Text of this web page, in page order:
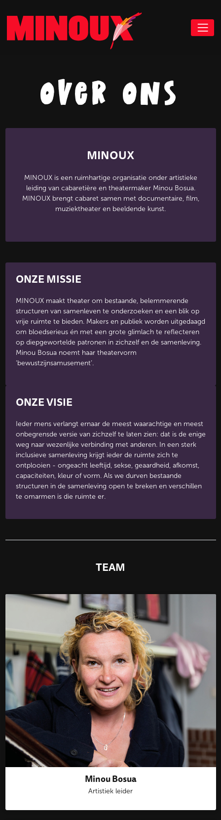
over ons
MINOUX
MINOUX is een ruimhartige organisatie onder artistieke
leiding van cabaretière en theatermaker Minou Bosua.
MINOUX brengt cabaret samen met documentaire, film,
muziektheater en beeldende kunst.
ONZE MISSIE
MINOUX maakt theater om bestaande, belemmerende
structuren van samenleven te onderzoeken en een blik op
vrije ruimte te bieden. Makers en publiek worden uitgedaagd
om bloedserieus én met een grote glimlach te reflecteren
op diepgewortelde patronen in zichzelf en de samenleving.
Minou Bosua noemt haar theatervorm
‘bewustzijnsamusement’.
ONZE VISIE
Ieder mens verlangt ernaar de meest waarachtige en meest
onbegrensde versie van zichzelf te laten zien: dat is de enige
weg naar wezenlijke verbinding met anderen. In een sterk
inclusieve samenleving krijgt ieder de ruimte zich te
ontplooien - ongeacht leeftijd, sekse, geaardheid, afkomst,
capaciteiten, kleur of vorm. Als we durven bestaande
structuren in de samenleving open te breken en verschillen
te omarmen is die ruimte er.
TEAM
Minou Bosua
Artistiek leider